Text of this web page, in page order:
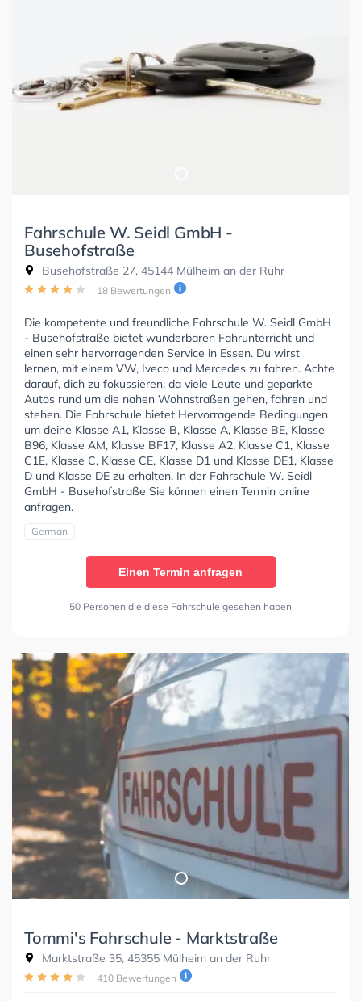
Fahrschule W. Seidl GmbH -
Busehofstraße
Busehofstraße 27, 45144 Mülheim an der Ruhr
18 Bewertungen
Die kompetente und freundliche Fahrschule W. Seidl GmbH
- Busehofstraße bietet wunderbaren Fahrunterricht und
einen sehr hervorragenden Service in Essen. Du wirst
lernen, mit einem VW, Iveco und Mercedes zu fahren. Achte
darauf, dich zu fokussieren, da viele Leute und geparkte
Autos rund um die nahen Wohnstraßen gehen, fahren und
stehen. Die Fahrschule bietet Hervorragende Bedingungen
um deine Klasse A1, Klasse B, Klasse A, Klasse BE, Klasse
B96, Klasse AM, Klasse BF17, Klasse A2, Klasse C1, Klasse
C1E, Klasse C, Klasse CE, Klasse D1 und Klasse DE1, Klasse
D und Klasse DE zu erhalten. In der Fahrschule W. Seidl
GmbH - Busehofstraße Sie können einen Termin online
anfragen.
German
Einen Termin anfragen
50 Personen die diese Fahrschule gesehen haben
Tommi's Fahrschule - Marktstraße
Marktstraße 35, 45355 Mülheim an der Ruhr
410 Bewertungen